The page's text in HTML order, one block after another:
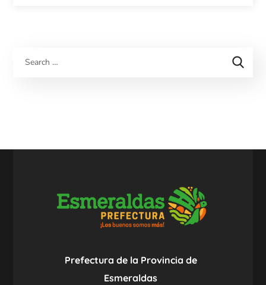
Prefectura de la Provincia de
Esmeraldas